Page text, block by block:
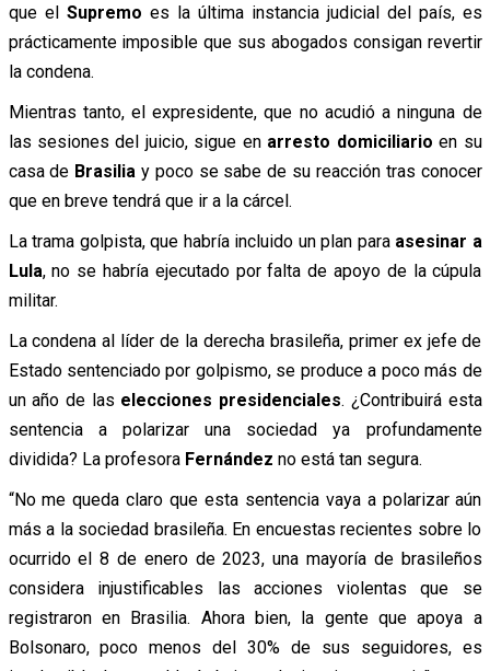
que el Supremo es la última instancia judicial del país, es
prácticamente imposible que sus abogados consigan revertir
la condena.
Mientras tanto, el expresidente, que no acudió a ninguna de
las sesiones del juicio, sigue en arresto domiciliario en su
casa de Brasilia y poco se sabe de su reacción tras conocer
que en breve tendrá que ir a la cárcel.
La trama golpista, que habría incluido un plan para asesinar a
Lula, no se habría ejecutado por falta de apoyo de la cúpula
militar.
La condena al líder de la derecha brasileña, primer ex jefe de
Estado sentenciado por golpismo, se produce a poco más de
un año de las elecciones presidenciales. ¿Contribuirá esta
sentencia a polarizar una sociedad ya profundamente
dividida? La profesora Fernández no está tan segura.
“No me queda claro que esta sentencia vaya a polarizar aún
más a la sociedad brasileña. En encuestas recientes sobre lo
ocurrido el 8 de enero de 2023, una mayoría de brasileños
considera injustificables las acciones violentas que se
registraron en Brasilia. Ahora bien, la gente que apoya a
Bolsonaro, poco menos del 30% de sus seguidores, es